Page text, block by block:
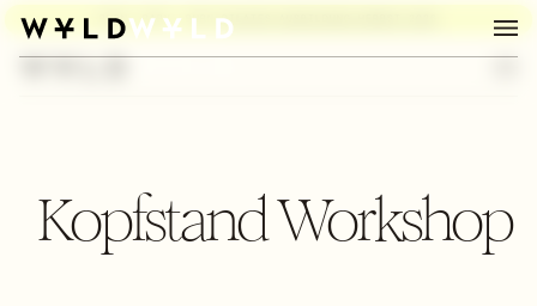
BURN, BABY, BURN:PILATES AUSBILDUNG HERBST 2026
Kopfstand Workshop